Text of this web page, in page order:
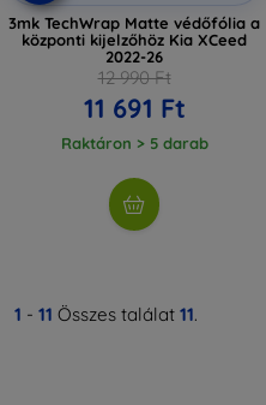
3mk TechWrap Matte védőfólia a
központi kijelzőhöz Kia XCeed
2022-26
12 990 Ft
11 691 Ft
Raktáron > 5 darab
1 - 11 Összes találat 11.